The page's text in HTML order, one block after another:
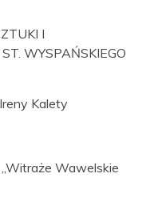
I
WYSPAŃSKIEGO
Kalety
Wawelskie